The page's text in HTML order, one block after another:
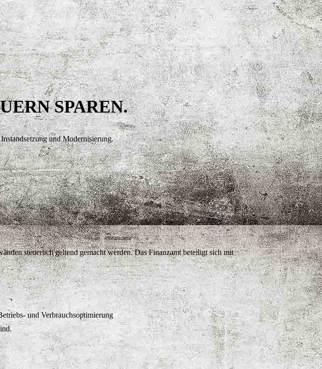
SPAREN.
und Modernisierung.
steuerlich geltend gemacht werden. Das Finanzamt beteiligt sich mit
und Verbrauchsoptimierung